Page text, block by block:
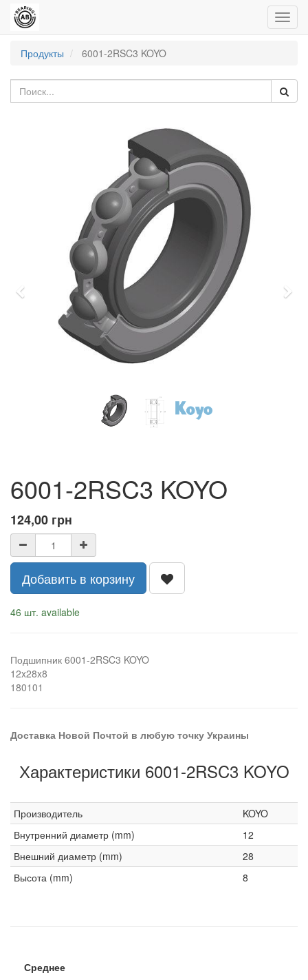
Продукты
6001-2RSC3 KOYO
Previous
6001-2RSC3 KOYO
124,00 грн
Добавить в корзину
46 шт. available
Подшипник 6001-2RSC3 KOYO
12x28x8
180101
Доставка Новой Почтой в любую точку Украины
Характеристики 6001-2RSC3 KOYO
Производитель
KOYO
Внутренний диаметр (mm)
12
Внешний диаметр (mm)
28
Высота (mm)
8
Среднее